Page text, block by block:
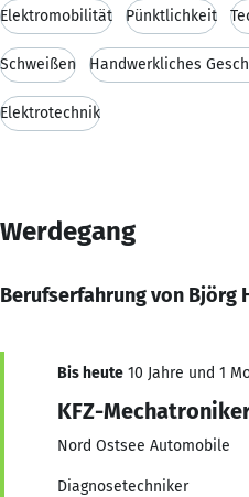
Elektromobilität Pünktlichkeit
Schweißen Handwerkliches
Elektrotechnik
Werdegang
Berufserfahrung von Björg
Bis heute 10 Jahre und 1
KFZ-
Nord Ostsee Automobile
Diagnosetechniker